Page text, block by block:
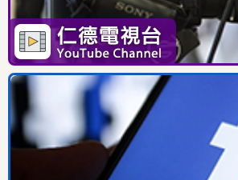
小五宗教活動——重蹈教徒TM桌上遊戲工作坊